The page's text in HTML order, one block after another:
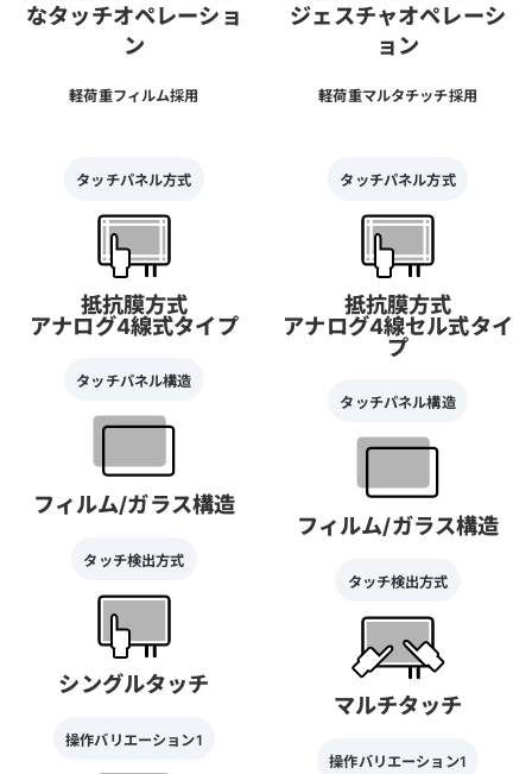
なタッチオペレーショ
ン
軽荷重フィルム採用
タッチパネル方式
抵抗膜方式
アナログ4線式タイプ
タッチパネル構造
フィルム/ガラス構造
タッチ検出方式
シングルタッチ
操作バリエーション1
ジェスチャオペレーシ
ョン
軽荷重マルタチッチ採用
タッチパネル方式
抵抗膜方式
アナログ4線セル式タイ
プ
タッチパネル構造
フィルム/ガラス構造
タッチ検出方式
マルチタッチ
操作バリエーション1